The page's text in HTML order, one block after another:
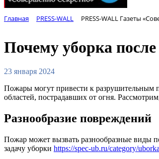
Главная PRESS-WALL PRESS-WALL Газеты
Почему уборка
23 января 2024
Пожары могут привести к разрушительным
областей, пострадавших от огня.
Разнообразие повреждений
Пожар может вызвать разнообразные виды
задачу уборки https://spec-ub.ru/category/